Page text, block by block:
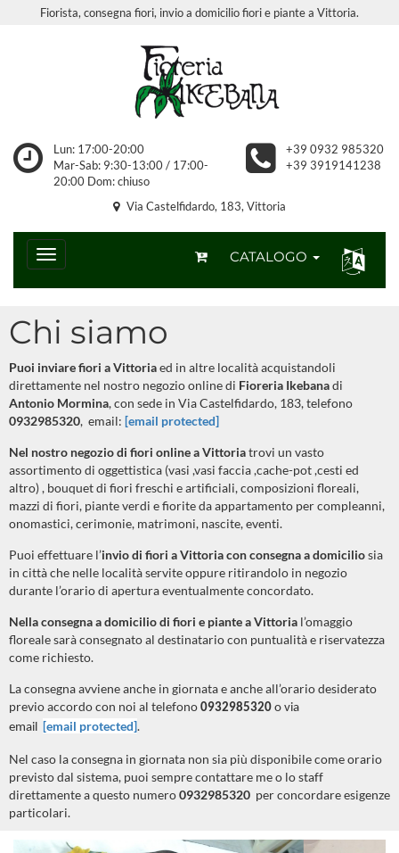
Fiorista, consegna fiori, invio a domicilio fiori e piante a Vittoria.
Lun: 17:00-20:00
Mar-Sab: 9:30-13:00 / 17:00-
20:00 Dom: chiuso
+39 0932 985320
+39 3919141238
Via Castelfidardo, 183, Vittoria
CATALOGO
Chi siamo
Puoi inviare fiori a Vittoriaed in altre località acquistandoli
direttamente nel nostro negozio online di Fioreria Ikebanadi
Antonio Mormina, con sede in Via Castelfidardo, 183, telefono
0932985320, email: [email protected]
Nel nostro negozio di fiori online aVittoriatrovi un vasto
assortimento di oggettistica (vasi ,vasi faccia ,cache-pot ,cesti ed
altro) , bouquet di fiori freschi e artificiali, composizioni floreali,
mazzi di fiori, piante verdi e fiorite da appartamento per compleanni,
onomastici, cerimonie, matrimoni, nascite, eventi.
Puoi effettuare l’invio di fiori aVittoriacon consegna a domiciliosia
in città che nelle località servite oppure ritirandolo in negozio
durante l’orario di apertura eventualmente concordato.
Nella consegna a domicilio di fiori e piante aVittoria l’omaggio
floreale sarà consegnato al destinatario con puntualità e riservatezza
come richiesto.
La consegna avviene anche in giornata e anche all’orario desiderato
previo accordo con noi al telefono 0932985320 o via
email [email protected].
Nel caso la consegna in giornata non sia più disponibile come orario
previsto dal sistema, puoi sempre contattare me o lo staff
direttamente a questo numero0932985320 per concordare esigenze
particolari.